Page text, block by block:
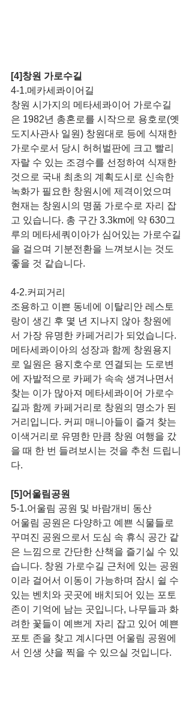
[4]창원 가로수길
4-1.메카세콰이어길
창원 시가지의 메타세콰이어 가로수길
은 1982년 총혼로를 시작으로 용호로(옛
도지사관사 일원) 창원대로 등에 식재한
가로수로서 당시 허허벌판에 크고 빨리
자랄 수 있는 조경수를 선정하여 식재한
것으로 국내 최초의 계획도시로 신속한
녹화가 필요한 창원시에 제격이었으며
현재는 창원시의 명품 가로수로 자리 잡
고 있습니다. 총 구간 3.3km에 약 630그
루의 메타세쿼이아가 심어있는 가로수길
을 걸으며 기분전환을 느껴보시는 것도
좋을 것 같습니다.
4-2.커피거리
조용하고 이쁜 동네에 이탈리안 레스토
랑이 생긴 후 몇 년 지나지 않아 창원에
서 가장 유명한 카페거리가 되었습니다.
메타세콰이아의 성장과 함께 창원용지
로 일원은 용지호수로 연결되는 도로변
에 자발적으로 카페가 속속 생겨나면서
찾는 이가 많아져 메타세콰이어 가로수
길과 함께 카페거리로 창원의 명소가 된
거리입니다. 커피 매니아들이 즐겨 찾는
이색거리로 유명한 만큼 창원 여행을 갔
을 때 한 번 들려보시는 것을 추천 드립니
다.
[5]어울림공원
5-1.어울림 공원 및 바람개비 동산
어울림 공원은 다양하고 예쁜 식물들로
꾸며진 공원으로서 도심 속 휴식 공간 같
은 느낌으로 간단한 산책을 즐기실 수 있
습니다. 창원 가로수길 근처에 있는 공원
이라 걸어서 이동이 가능하며 잠시 쉴 수
있는 벤치와 곳곳에 배치되어 있는 포토
존이 기억에 남는 곳입니다, 나무들과 화
려한 꽃들이 예쁘게 자리 잡고 있어 예쁜
포토 존을 찾고 계시다면 어울림 공원에
서 인생 샷을 찍을 수 있으실 것입니다.